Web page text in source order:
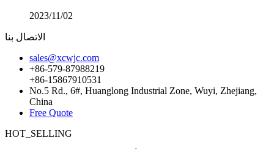
2023/11/02
الاتصال بنا
sales@xcwjc.com
+86-579-87988219
+86-15867910531
No.5 Rd., 6#, Huanglong Industrial Zone, Wuyi, Zhejiang,
China
Free Quote
HOT_SELLING